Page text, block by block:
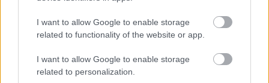
I want to allow Google to enable storage
related to functionality of the website or app.
I want to allow Google to enable storage
related to personalization.
podľa seba. Majú perfektné bývanie pre
svoj život i pre vnúčatá